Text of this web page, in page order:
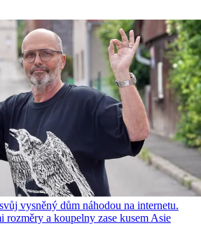
vysněný dům náhodou na internetu.
a koupelny zase kusem Asie